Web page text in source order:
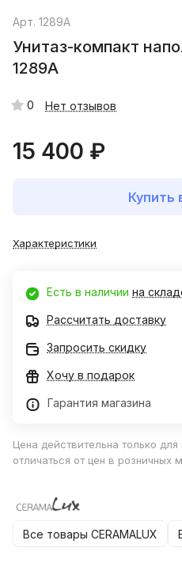
Арт. 1289А
Унитаз-компакт
1289A
0 Нет отзывов
15 400 ₽
Купить
Характеристики
Есть в наличии на
Рассчитать доставку
Запросить скидку
Хочу в подарок
Гарантия магазина
Цена действительна только
отличаться от цен в розничных
Все товары CERAMALUX